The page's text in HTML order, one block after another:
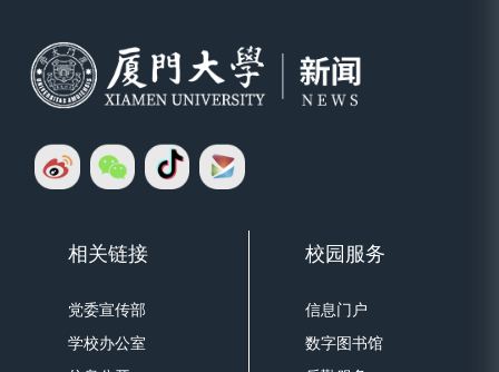
相关链接
党委宣传部
学校办公室
校园服务
信息门户
数字图书馆